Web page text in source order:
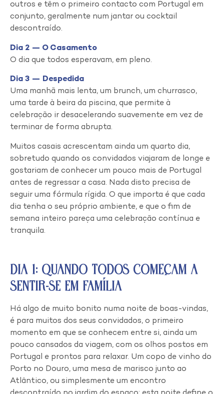
outros e têm o primeiro contacto com Portugal em
conjunto, geralmente num jantar ou cocktail
descontraído.
Dia 2 — O Casamento
O dia que todos esperavam, em pleno.
Dia 3 — Despedida
Uma manhã mais lenta, um brunch, um churrasco,
uma tarde à beira da piscina, que permite à
celebração ir desacelerando suavemente em vez de
terminar de forma abrupta.
Muitos casais acrescentam ainda um quarto dia,
sobretudo quando os convidados viajaram de longe e
gostariam de conhecer um pouco mais de Portugal
antes de regressar a casa. Nada disto precisa de
seguir uma fórmula rígida. O que importa é que cada
dia tenha o seu próprio ambiente, e que o fim de
semana inteiro pareça uma celebração contínua e
tranquila.
Dia 1: Quando Todos Começam a
Sentir-se em Família
Há algo de muito bonito numa noite de boas-vindas,
é para muitos dos seus convidados, o primeiro
momento em que se conhecem entre si, ainda um
pouco cansados da viagem, com os olhos postos em
Portugal e prontos para relaxar. Um copo de vinho do
Porto no Douro, uma mesa de marisco junto ao
Atlântico, ou simplesmente um encontro